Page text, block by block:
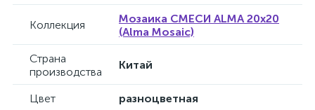
Коллекция
Мозаика СМЕСИ ALMA 20x20
(Alma Mosaic)
Страна
производства
Китай
Цвет разноцветная